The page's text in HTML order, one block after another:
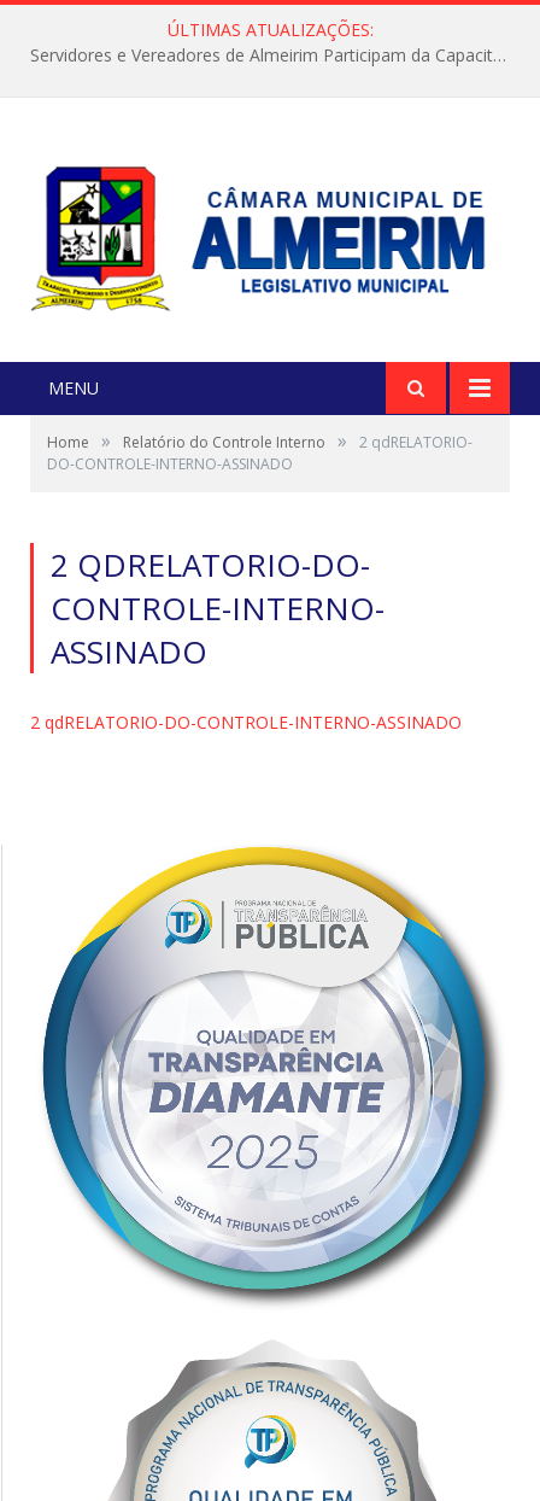
ÚLTIMAS ATUALIZAÇÕES:
Servidores e Vereadores de Almeirim Participam da Capacitação “Orientar é a Nossa Missão”
MENU
Home » Relatório do Controle Interno »
2 qdRELATORIO-
DO-CONTROLE-INTERNO-ASSINADO
2 QDRELATORIO-DO-
CONTROLE-INTERNO-
ASSINADO
2 qdRELATORIO-DO-CONTROLE-INTERNO-ASSINADO